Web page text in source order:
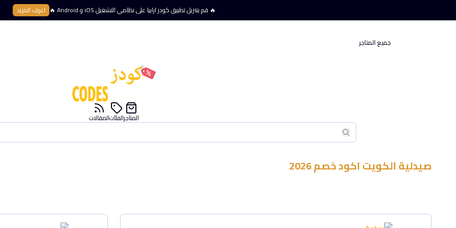
🔥 قم بتنزيل تطبيق كودز ارابيا على نظامي التشغيل iOS و Android 🔥 اعرف المزيد
جميع المتاجر
بحث
بحث
المتاجرالفئاتالمقالات
صيدليةالكويتاكود خصم2026